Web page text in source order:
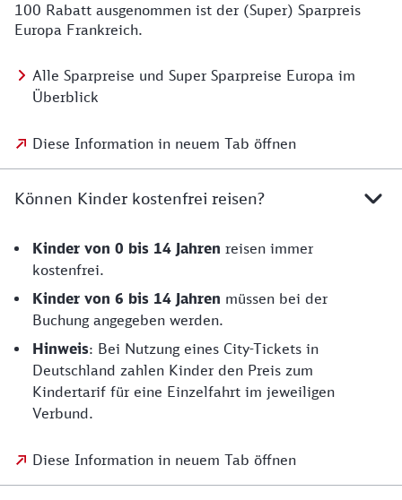
100 Rabatt ausgenommen ist der (Super) Sparpreis
Europa Frankreich.
Alle Sparpreise und Super Sparpreise Europa im
Überblick
Diese Information in neuem Tab öffnen
Können Kinder kostenfrei reisen?
Kinder von 0 bis 14 Jahren reisen immer
kostenfrei.
Kinder von 6 bis 14 Jahren müssen bei der
Buchung angegeben werden.
Hinweis: Bei Nutzung eines City-Tickets in
Deutschland zahlen Kinder den Preis zum
Kindertarif für eine Einzelfahrt im jeweiligen
Verbund.
Diese Information in neuem Tab öffnen